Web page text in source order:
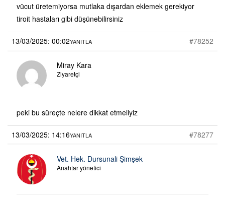
vücut üretemiyorsa mutlaka dışardan eklemek gerekiyor
tiroit hastaları gibi düşünebilirsiniz
13/03/2025: 00:02 #78252
YANITLA
Miray Kara
Ziyaretçi
peki bu süreçte nelere dikkat etmeliyiz
13/03/2025: 14:16 #78277
YANITLA
Vet. Hek. Dursunali Şimşek
Anahtar yönetici